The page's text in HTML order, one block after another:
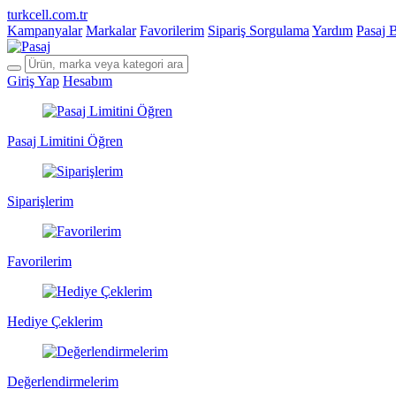
turkcell.com.tr
Kampanyalar Markalar Favorilerim Sipariş Sorgulama Yardım Pasaj
Giriş Yap Hesabım
Pasaj Limitini Öğren
Siparişlerim
Favorilerim
Hediye Çeklerim
Değerlendirmelerim